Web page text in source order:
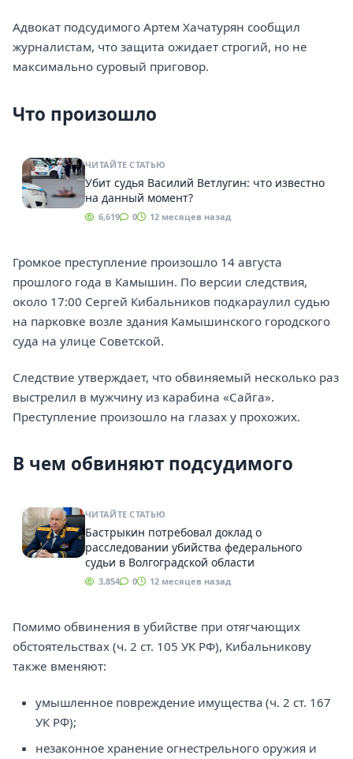
Адвокат подсудимого Артем Хачатурян сообщил
журналистам, что защита ожидает строгий, но не
максимально суровый приговор.
Что произошло
ЧИТАЙТЕ СТАТЬЮ
Убит судья Василий Ветлугин: что известно
на данный момент?
6,619 0 12 месяцев назад
Громкое преступление произошло 14 августа
прошлого года в Камышин. По версии следствия,
около 17:00 Сергей Кибальников подкараулил судью
на парковке возле здания Камышинского городского
суда на улице Советской.
Следствие утверждает, что обвиняемый несколько раз
выстрелил в мужчину из карабина «Сайга».
Преступление произошло на глазах у прохожих.
В чем обвиняют подсудимого
ЧИТАЙТЕ СТАТЬЮ
Бастрыкин потребовал доклад о
расследовании убийства федерального
судьи в Волгоградской области
3,854 0 12 месяцев назад
Помимо обвинения в убийстве при отягчающих
обстоятельствах (ч. 2 ст. 105 УК РФ), Кибальникову
также вменяют:
умышленное повреждение имущества (ч. 2 ст. 167
УК РФ);
незаконное хранение огнестрельного оружия и